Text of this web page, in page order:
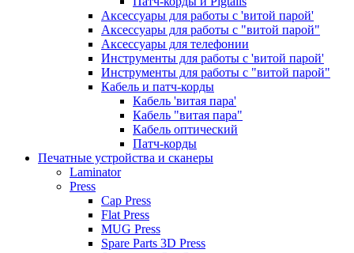
Аксессуары для работы с 'витой парой'
Аксессуары для работы с "витой парой"
Аксессуары для телефонии
Инструменты для работы с 'витой парой'
Инструменты для работы с "витой парой"
Кабель и патч-корды
Кабель 'витая пара'
Кабель "витая пара"
Кабель оптический
Патч-корды
Печатные устройства и сканеры
Laminator
Press
Cap Press
Flat Press
MUG Press
Spare Parts 3D Press